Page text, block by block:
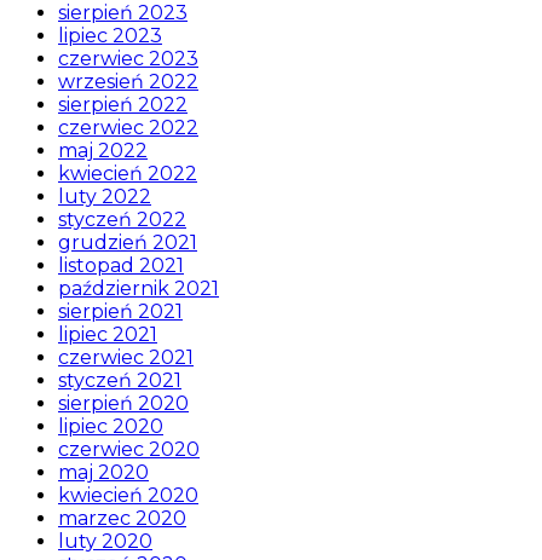
sierpień 2023
lipiec 2023
czerwiec 2023
wrzesień 2022
sierpień 2022
czerwiec 2022
maj 2022
kwiecień 2022
luty 2022
styczeń 2022
grudzień 2021
listopad 2021
październik 2021
sierpień 2021
lipiec 2021
czerwiec 2021
styczeń 2021
sierpień 2020
lipiec 2020
czerwiec 2020
maj 2020
kwiecień 2020
marzec 2020
luty 2020